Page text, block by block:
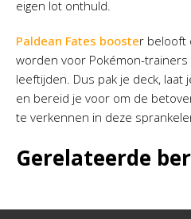
eigen lot onthuld.
Paldean Fates booster belooft
worden voor Pokémon-trainers
leeftijden. Dus pak je deck, laat
en bereid je voor om de
te verkennen in deze
Gerelateerde